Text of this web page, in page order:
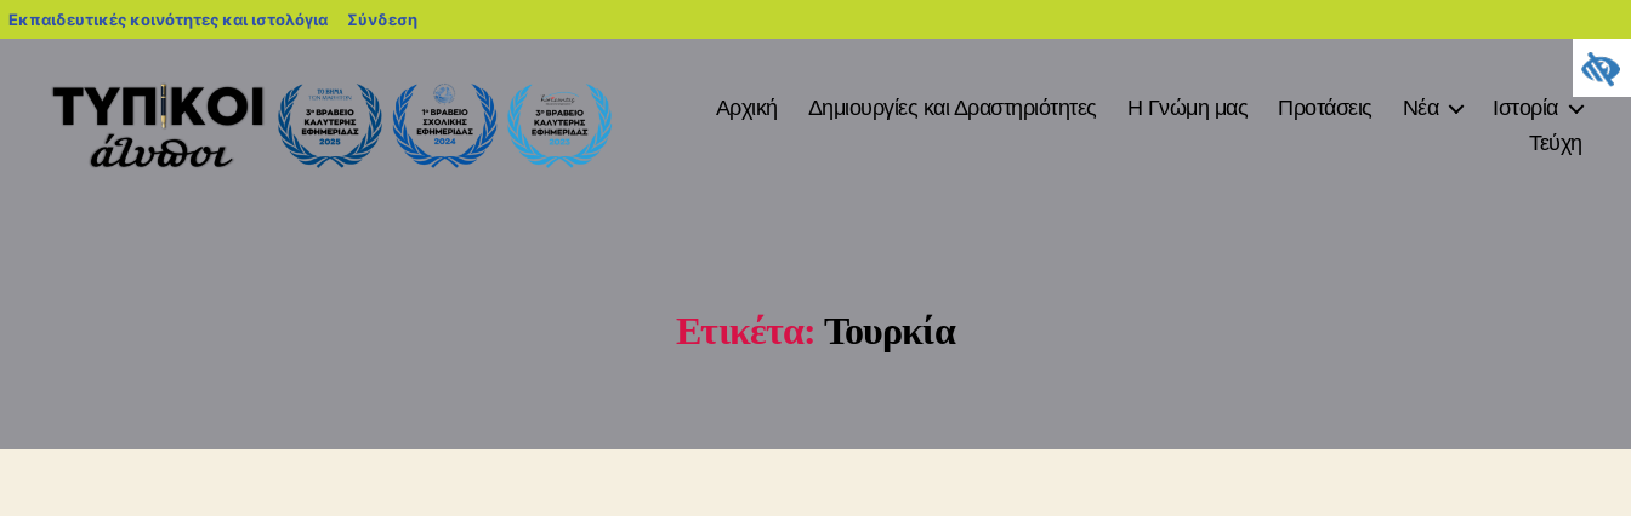
Εκπαιδευτικές κοινότητες και ιστολόγια blogs.sch.gr
Σύνδεση
Αρχική Δημιουργίες και Δραστηριότητες Η Γνώμη μας Προτάσεις Νέα
Ιστορία
Τεύχη
Ετικέτα: Τουρκία